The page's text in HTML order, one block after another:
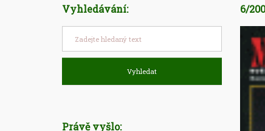
6/
Vyhledávání:
Vyhledat
Právě vyšlo: